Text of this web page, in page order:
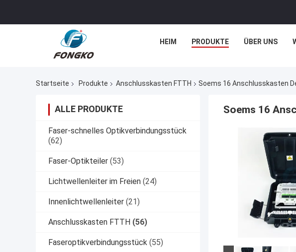
HEIM PRODUKTE ÜBER UNS
Startseite Produkte Anschlusskasten FTTH Soems 16 Anschlusskasten
ALLE PRODUKTE
Faser-schnelles Optikverbindungsstück
(62)
Faser-Optikteiler (53)
Lichtwellenleiter im Freien (24)
Innenlichtwellenleiter (21)
Anschlusskasten FTTH (56)
Faseroptikverbindungsstück (55)
Soems 16